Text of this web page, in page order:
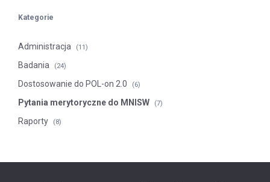
Kategorie
Administracja (11)
Badania (24)
Dostosowanie do POL-on 2.0 (6)
Pytania merytoryczne do MNISW (7)
Raporty (8)